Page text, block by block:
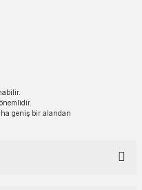
geniş bir alandan